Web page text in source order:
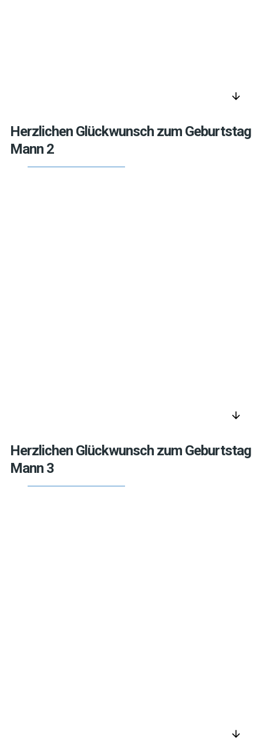
arrow_downward
Herzlichen Glückwunsch zum Geburtstag
Mann 2
arrow_downward
Herzlichen Glückwunsch zum Geburtstag
Mann 3
arrow_downward